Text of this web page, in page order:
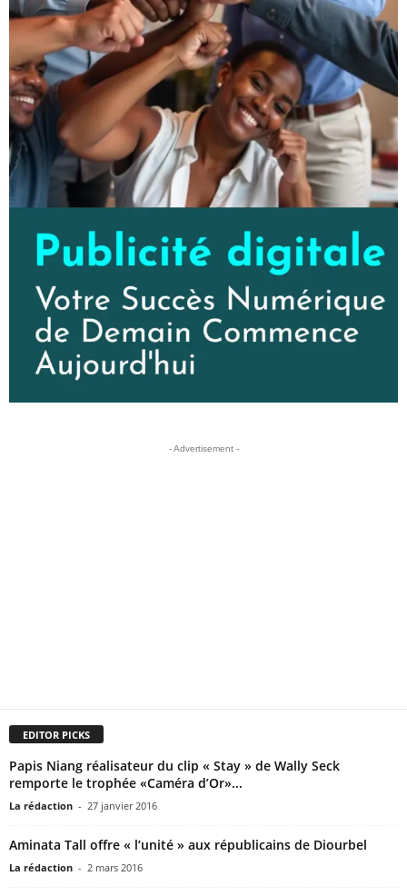
- Advertisement -
EDITOR PICKS
Papis Niang réalisateur du clip « Stay » de Wally Seck
remporte le trophée «Caméra d’Or»...
La rédaction - 27 janvier 2016
Aminata Tall offre « l’unité » aux républicains de Diourbel
La rédaction - 2 mars 2016